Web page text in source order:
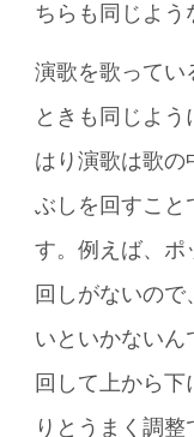
ちらも同じよう
演歌を歌ってい
ときも同じよ
はり演歌は歌の
ぶしを回すこと
す。例えば、ポ
回しがないの
いといかないん
回して上から
りとうまく調